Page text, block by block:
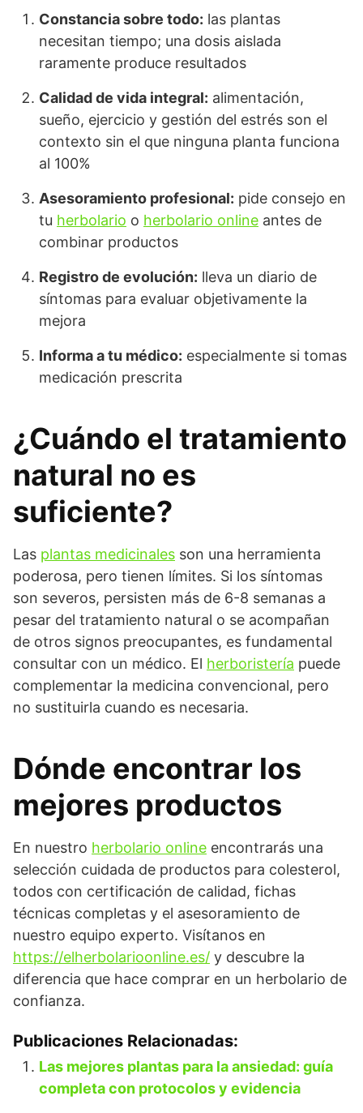
Constancia sobre todo: las plantas
necesitan tiempo; una dosis aislada
raramente produce resultados
Calidad de vida integral: alimentación,
sueño, ejercicio y gestión del estrés son el
contexto sin el que ninguna planta funciona
al 100%
Asesoramiento profesional: pide consejo en
tu herbolario o herbolario online antes de
combinar productos
Registro de evolución: lleva un diario de
síntomas para evaluar objetivamente la
mejora
Informa a tu médico: especialmente si tomas
medicación prescrita
¿Cuándo el tratamiento
natural no es
suficiente?
Las plantas medicinales son una herramienta
poderosa, pero tienen límites. Si los síntomas
son severos, persisten más de 6-8 semanas a
pesar del tratamiento natural o se acompañan
de otros signos preocupantes, es fundamental
consultar con un médico. El herboristería puede
complementar la medicina convencional, pero
no sustituirla cuando es necesaria.
Dónde encontrar los
mejores productos
En nuestro herbolario online encontrarás una
selección cuidada de productos para colesterol,
todos con certificación de calidad, fichas
técnicas completas y el asesoramiento de
nuestro equipo experto. Visítanos en
https://elherbolarioonline.es/ y descubre la
diferencia que hace comprar en un herbolario de
confianza.
Publicaciones Relacionadas:
Las mejores plantas para la ansiedad: guía
completa con protocolos y evidencia